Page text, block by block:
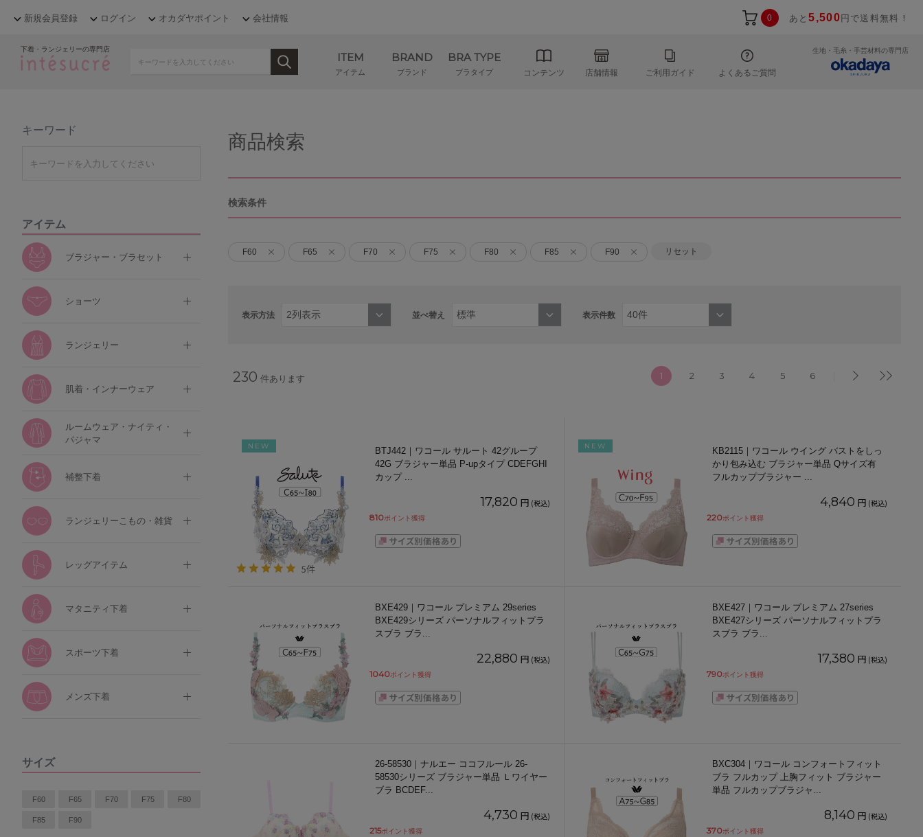
新規会員登録 ログイン オカダヤポイント 会社情報 0 あと5,500 円で送料無料！
下着・ランジェリーの専門店
ITEM
アイテム
BRAND
ブランド
BRA TYPE
ブラタイプ コンテンツ 店舗情報 ご利用ガイド よくあるご質問
生地・毛糸・手芸材料の専門店
キーワード
アイテム
ブラジャー・ブラセット
ショーツ
ランジェリー
肌着・インナーウェア
ルームウェア・ナイティ・
パジャマ
補整下着
ランジェリーこもの・雑貨
レッグアイテム
マタニティ下着
スポーツ下着
メンズ下着
サイズ
F60 F65 F70 F75 F80
F85 F90
商品検索
検索条件
F60 F65 F70 F75 F80 F85 F90 リセット
表示方法 並べ替え 表示件数
230 件あります 1 2 3 4 5 6
NEW
BTJ442｜ワコール サルート 42グループ
42G ブラジャー単品 P-upタイプ CDEFGHI
カップ ...
5件
17,820 円 (税込)
810ポイント獲得
NEW
KB2115｜ワコール ウイング バストをしっ
かり包み込む ブラジャー単品 Qサイズ有
フルカップブラジャー ...
4,840 円 (税込)
220ポイント獲得
BXE429｜ワコール プレミアム 29series
BXE429シリーズ パーソナルフィットプラ
スブラ ブラ ...
22,880 円 (税込)
1040ポイント獲得
BXE427｜ワコール プレミアム 27series
BXE427シリーズ パーソナルフィットプラ
スブラ ブラ ...
17,380 円 (税込)
790ポイント獲得
26-58530｜ナルエー ココフルール 26-
58530シリーズ ブラジャー単品 Ｌワイヤー
ブラ BCDEF...
4,730 円 (税込)
215ポイント獲得
BXC304｜ワコール コンフォートフィット
ブラ フルカップ 上胸フィット ブラジャー
単品 フルカップブラジャ ...
8,140 円 (税込)
370ポイント獲得